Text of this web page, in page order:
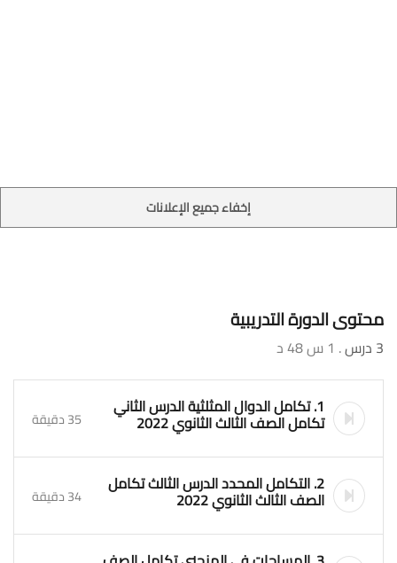
إخفاء جميع الإعلانات
محتوى الدورة التدريبية
3 درس . 1 س 48 د
1. تكامل الدوال المثلثية الدرس الثاني
تكامل الصف الثالث الثانوي 2022 35 دقيقة
2. التكامل المحدد الدرس الثالث تكامل
الصف الثالث الثانوي 2022 34 دقيقة